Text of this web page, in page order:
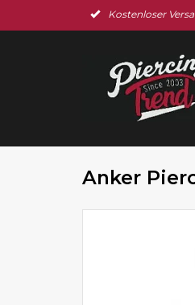
Kostenloser
Anker